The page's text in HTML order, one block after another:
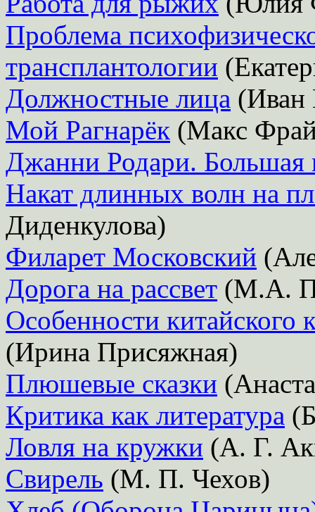
Проблема
трансплантологии
Должностные лица (Иван
Мой Рагнарёк (Макс
Джанни Родари. Большая
Накат длинных волн на
Диденкулова)
Филарет Московский
Дорога на рассвет (М.А.
Особенности китайского
(Ирина Присяжная)
Плюшевые сказки
Критика как литература
Ловля на кружки (А. Г.
Свирель (М. П. Чехов)